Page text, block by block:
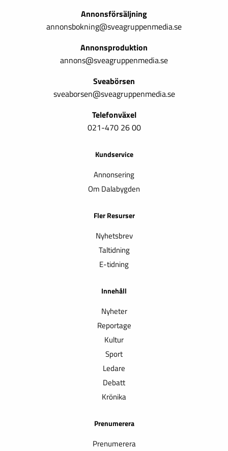
Annonsförsäljning
annonsbokning@sveagruppenmedia.se
Annonsproduktion
annons@sveagruppenmedia.se
Sveabörsen
sveaborsen@sveagruppenmedia.se
Telefonväxel
021-470 26 00
Kundservice
Annonsering
Om Dalabygden
Fler Resurser
Nyhetsbrev
Taltidning
E-tidning
Innehåll
Nyheter
Reportage
Kultur
Sport
Ledare
Debatt
Krönika
Prenumerera
Prenumerera